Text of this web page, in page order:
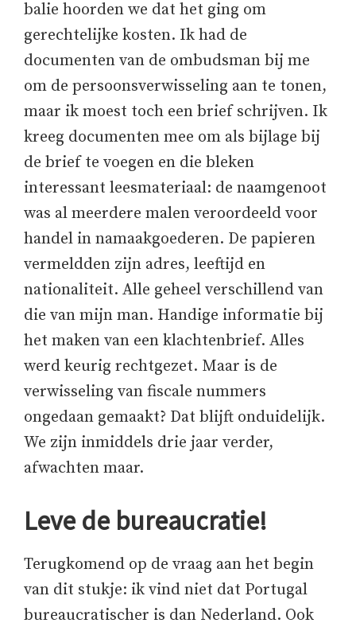
balie hoorden we dat het ging om
gerechtelijke kosten. Ik had de
documenten van de ombudsman bij me
om de persoonsverwisseling aan te tonen,
maar ik moest toch een brief schrijven. Ik
kreeg documenten mee om als bijlage bij
de brief te voegen en die bleken
interessant leesmateriaal: de naamgenoot
was al meerdere malen veroordeeld voor
handel in namaakgoederen. De papieren
vermeldden zijn adres, leeftijd en
nationaliteit. Alle geheel verschillend van
die van mijn man. Handige informatie bij
het maken van een klachtenbrief. Alles
werd keurig rechtgezet. Maar is de
verwisseling van fiscale nummers
ongedaan gemaakt? Dat blijft onduidelijk.
We zijn inmiddels drie jaar verder,
afwachten maar.
Leve de bureaucratie!
Terugkomend op de vraag aan het begin
van dit stukje: ik vind niet dat Portugal
bureaucratischer is dan Nederland. Ook